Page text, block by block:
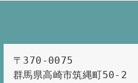
〒370-0075
群馬県高崎市筑縄町50-2